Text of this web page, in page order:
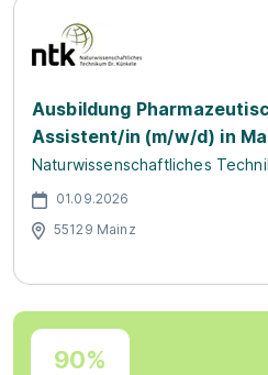
Ausbildung
Assistent/in (m/w/d) in
Naturwissenschaftliches
01.09.2026
55129 Mainz
90%